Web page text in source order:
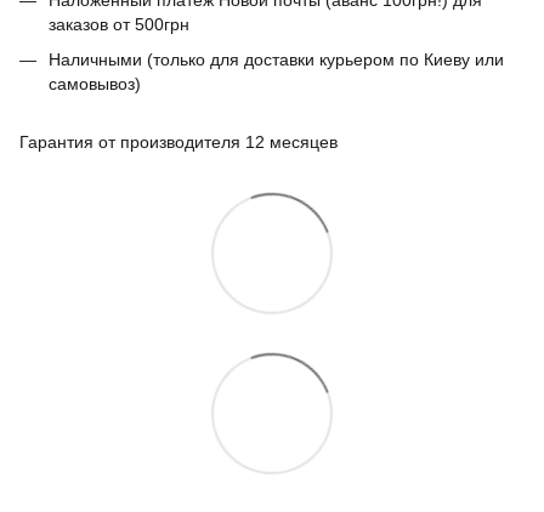
заказов от 500грн
Наличными (только для доставки курьером по Киеву или
самовывоз)
Гарантия от производителя 12 месяцев